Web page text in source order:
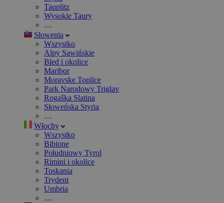
Tauplitz
Wysokie Taury
…
Słowenia
Wszystko
Alpy Sawińskie
Bled i okolice
Maribor
Moravske Toplice
Park Narodowy Triglav
Rogaška Slatina
Słoweńska Styria
…
Włochy
Wszystko
Bibione
Południowy Tyrol
Rimini i okolice
Toskania
Trydent
Umbria
…